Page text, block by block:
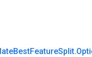
BestFeatureSplit.